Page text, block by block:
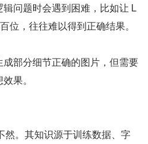
问题时会遇到困难，比如让 L
位，往往难以得到正确结果。
部分细节正确的图片，但需要
果。
然。其知识源于训练数据、字